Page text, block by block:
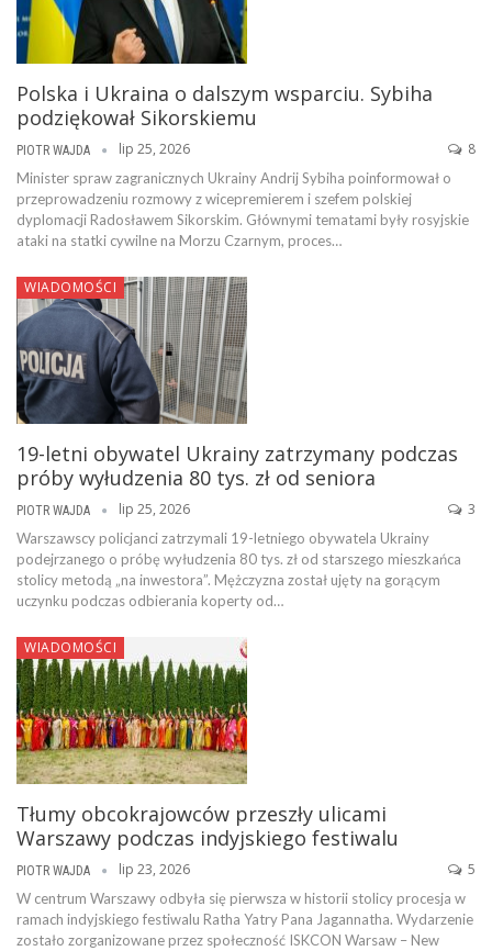
Polska i Ukraina o dalszym wsparciu. Sybiha
podziękował Sikorskiemu
PIOTR WAJDA lip 25, 2026 8
Minister spraw zagranicznych Ukrainy Andrij Sybiha poinformował o
przeprowadzeniu rozmowy z wicepremierem i szefem polskiej
dyplomacji Radosławem Sikorskim. Głównymi tematami były rosyjskie
ataki na statki cywilne na Morzu Czarnym, proces…
WIADOMOŚCI
19-letni obywatel Ukrainy zatrzymany podczas
próby wyłudzenia 80 tys. zł od seniora
PIOTR WAJDA lip 25, 2026 3
Warszawscy policjanci zatrzymali 19-letniego obywatela Ukrainy
podejrzanego o próbę wyłudzenia 80 tys. zł od starszego mieszkańca
stolicy metodą „na inwestora”. Mężczyzna został ujęty na gorącym
uczynku podczas odbierania koperty od…
WIADOMOŚCI
Tłumy obcokrajowców przeszły ulicami
Warszawy podczas indyjskiego festiwalu
PIOTR WAJDA lip 23, 2026 5
W centrum Warszawy odbyła się pierwsza w historii stolicy procesja w
ramach indyjskiego festiwalu Ratha Yatry Pana Jagannatha. Wydarzenie
zostało zorganizowane przez społeczność ISKCON Warsaw – New